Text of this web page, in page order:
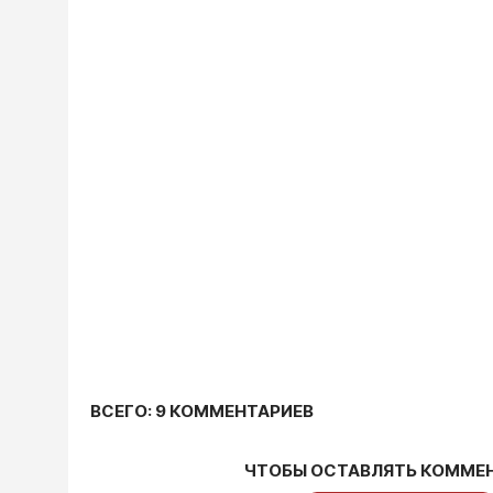
ВСЕГО: 9 КОММЕНТАРИЕВ
ЧТОБЫ ОСТАВЛЯТЬ